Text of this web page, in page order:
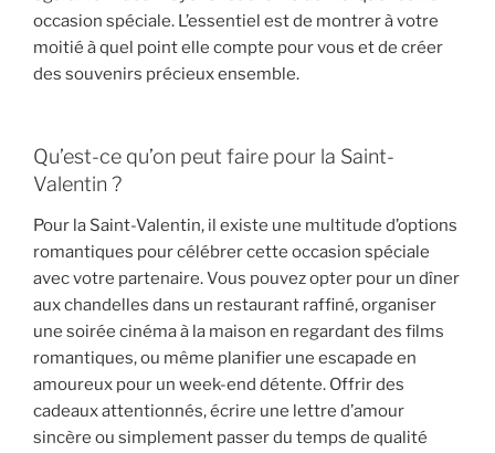
occasion spéciale. L’essentiel est de montrer à votre
moitié à quel point elle compte pour vous et de créer
des souvenirs précieux ensemble.
Qu’est-ce qu’on peut faire pour la Saint-
Valentin ?
Pour la Saint-Valentin, il existe une multitude d’options
romantiques pour célébrer cette occasion spéciale
avec votre partenaire. Vous pouvez opter pour un dîner
aux chandelles dans un restaurant raffiné, organiser
une soirée cinéma à la maison en regardant des films
romantiques, ou même planifier une escapade en
amoureux pour un week-end détente. Offrir des
cadeaux attentionnés, écrire une lettre d’amour
sincère ou simplement passer du temps de qualité